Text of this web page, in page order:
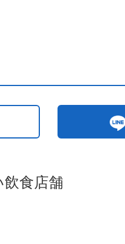
食店舗